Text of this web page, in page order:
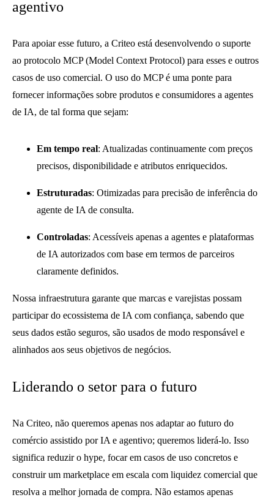
agentivo
Para apoiar esse futuro, a Criteo está desenvolvendo o suporte
ao protocolo MCP (Model Context Protocol) para esses e outros
casos de uso comercial. O uso do MCP é uma ponte para
fornecer informações sobre produtos e consumidores a agentes
de IA, de tal forma que sejam:
Em tempo real: Atualizadas continuamente com preços
precisos, disponibilidade e atributos enriquecidos.
Estruturadas: Otimizadas para precisão de inferência do
agente de IA de consulta.
Controladas: Acessíveis apenas a agentes e plataformas
de IA autorizados com base em termos de parceiros
claramente definidos.
Nossa infraestrutura garante que marcas e varejistas possam
participar do ecossistema de IA com confiança, sabendo que
seus dados estão seguros, são usados de modo responsável e
alinhados aos seus objetivos de negócios.
Liderando o setor para o futuro
Na Criteo, não queremos apenas nos adaptar ao futuro do
comércio assistido por IA e agentivo; queremos liderá-lo. Isso
significa reduzir o hype, focar em casos de uso concretos e
construir um marketplace em escala com liquidez comercial que
resolva a melhor jornada de compra. Não estamos apenas